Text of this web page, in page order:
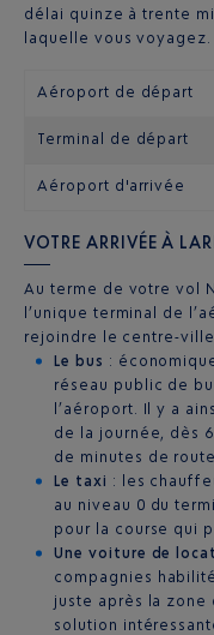
délai quinze à trente
laquelle vous voyagez.
Aéroport de départ
Terminal de départ
Aéroport d'arrivée
VOTRE ARRIVÉE À
Au terme de votre vol
l’unique terminal de
rejoindre le centre-
Le bus :
réseau public de
l’aéroport. Il y a
de la journée, dès
de minutes de
Le taxi : les
au niveau 0 du
pour la course qui
Une voiture de
compagnies
juste après la zone
solution